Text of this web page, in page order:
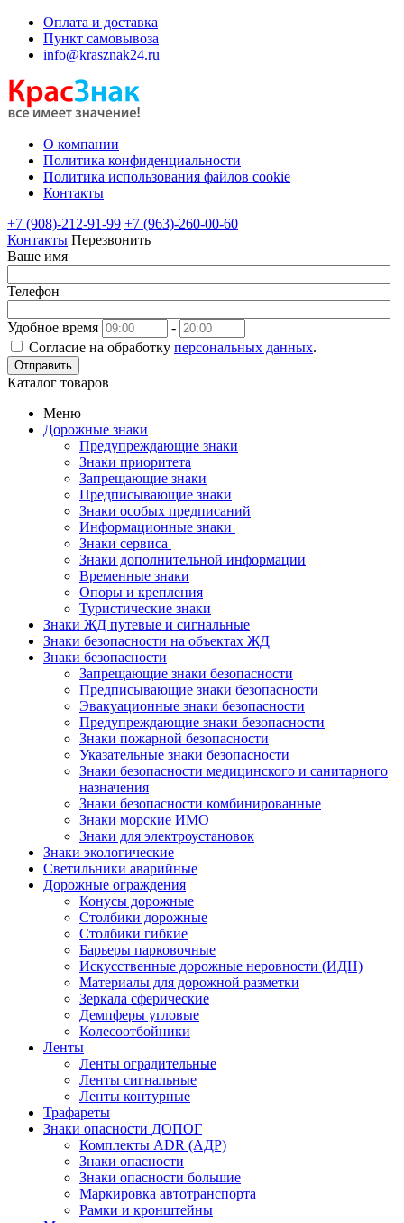
Оплата и доставка
Пункт самовывоза
info@krasznak24.ru
О компании
Политика конфиденциальности
Политика использования файлов cookie
Контакты
+7 (908)-212-91-99 +7 (963)-260-00-60
Контакты Перезвонить
Ваше имя
Телефон
Удобное время
-
Согласие на обработку персональных данных.
Отправить
Каталог товаров
Меню
Дорожные знаки
Предупреждающие знаки
Знаки приоритета
Запрещающие знаки
Предписывающие знаки
Знаки особых предписаний
Информационные знаки
Знаки сервиса
Знаки дополнительной информации
Временные знаки
Опоры и крепления
Туристические знаки
Знаки ЖД путевые и сигнальные
Знаки безопасности на объектах ЖД
Знаки безопасности
Запрещающие знаки безопасности
Предписывающие знаки безопасности
Эвакуационные знаки безопасности
Предупреждающие знаки безопасности
Знаки пожарной безопасности
Указательные знаки безопасности
Знаки безопасности медицинского и санитарного
назначения
Знаки безопасности комбинированные
Знаки морские ИМО
Знаки для электроустановок
Знаки экологические
Светильники аварийные
Дорожные ограждения
Конусы дорожные
Столбики дорожные
Столбики гибкие
Барьеры парковочные
Искусственные дорожные неровности (ИДН)
Материалы для дорожной разметки
Зеркала сферические
Демпферы угловые
Колесоотбойники
Ленты
Ленты оградительные
Ленты сигнальные
Ленты контурные
Трафареты
Знаки опасности ДОПОГ
Комплекты ADR (АДР)
Знаки опасности
Знаки опасности большие
Маркировка автотранспорта
Рамки и кронштейны